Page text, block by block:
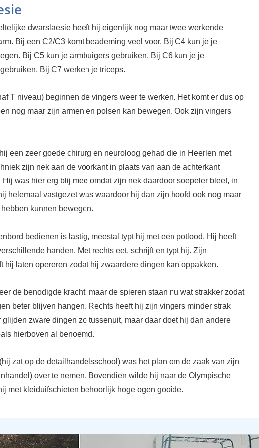
dwarslaesie heeft hij eigenlijk nog maar twee werkende
Bij een C2/C3 komt beademing veel voor. Bij C4 kun je je
Bij C5 kun je armbuigers gebruiken. Bij C6 kun je je
Bij C7 werken je triceps.
T niveau) beginnen de vingers weer te werken. Het komt er dus op
nog maar zijn armen en polsen kan bewegen. Ook zijn vingers
een zeer goede chirurg en neuroloog gehad die in Heerlen met
zijn nek aan de voorkant in plaats van aan de achterkant
Hij was hier erg blij mee omdat zijn nek daardoor soepeler bleef, in
helemaal vastgezet was waardoor hij dan zijn hoofd ook nog maar
kunnen bewegen.
bedienen is lastig, meestal typt hij met een potlood. Hij heeft
handen. Met rechts eet, schrijft en typt hij. Zijn
hij laten opereren zodat hij zwaardere dingen kan oppakken.
de benodigde kracht, maar de spieren staan nu wat strakker zodat
beter blijven hangen. Rechts heeft hij zijn vingers minder strak
glijden zware dingen zo tussenuit, maar daar doet hij dan andere
hierboven al benoemd.
zat op de detailhandelsschool) was het plan om de zaak van zijn
over te nemen. Bovendien wilde hij naar de Olympische
met kleiduifschieten behoorlijk hoge ogen gooide.